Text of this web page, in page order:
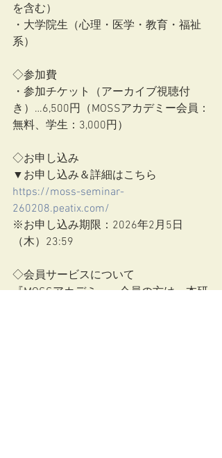
を含む）
・大学院生（心理・医学・教育・福祉
系）
◇参加費
・参加チケット（アーカイブ視聴付
き）…6,500円（MOSSアカデミー会員：
無料、学生：3,000円）
◇お申し込み
▼お申し込み＆詳細はこちら
https://moss-seminar-
260208.peatix.com/
※お申し込み期限：2026年2月5日
（木）23:59
◇会員サービスについて
『MOSSアカデミー』会員の方は、本研